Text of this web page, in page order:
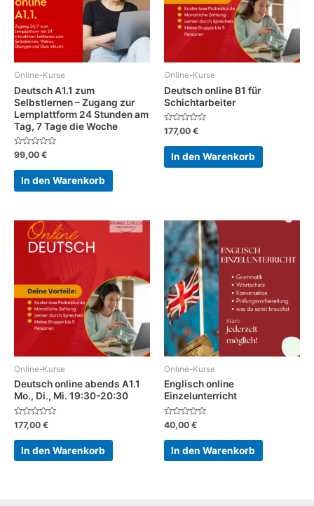
Online-Kurse
Deutsch A1.1 zum
Selbstlernen – Zugang zur
Lernplattform 24 Stunden am
Tag, 7 Tage die Woche
Bewertet
mit
0
von
99,00 €
In den Warenkorb
Online-Kurse
Deutsch online B1 für
Schichtarbeiter
Bewertet
mit
0
von
177,00 €
In den Warenkorb
Online-Kurse
Deutsch online abends A1.1
Mo., Di., Mi. 19:30-20:30
Bewertet
mit
0
von
177,00 €
In den Warenkorb
Online-Kurse
Englisch online
Einzelunterricht
Bewertet
mit
0
von
40,00 €
In den Warenkorb